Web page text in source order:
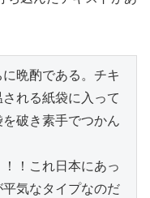
晩酌である。チキ
れる紙袋に入って
破き素手でつかん
！これ日本にあっ
気なタイプなのだ